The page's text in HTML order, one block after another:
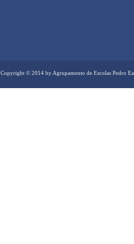
Copyright © 2014 by Agrupamento de Escolas Pedro